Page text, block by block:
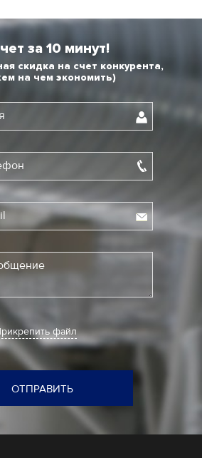
за 10 минут!
скидка на счет конкурента,
на чем экономить)
файл
ОТПРАВИТЬ